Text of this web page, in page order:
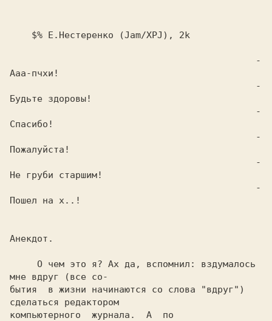
Ааа-пчхи!
Будьте здоровы!
Спасибо!
Пожалуйста!
Не груби старшим!
мне вдруг (все со-
бытия  в жизни начинаются со слова "вдруг")
сделаться редактором
компьютерного  журнала.  А  по